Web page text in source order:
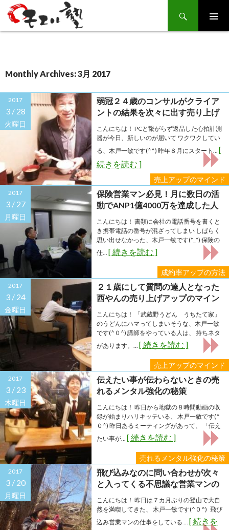
Search
SKIP
TO
Monthly Archives: 3月 2017
2017
3 / 28
火曜日
売上アップのマインド
弱冠２４歳のコンサルがクライア
ントの結果を次々に出す売り上げ
アップのマインド
こんにちは！ PCと繋がらず返品した心拍計測
器が今日、新しいのが届いて ワクワクしてい
る、木戸一敏です(^^) 昨年８月にスタート... [
続きを読む ]
2017
3 / 27
月曜日
成約率アップの方法
保険営業マン必見！月に数日の活
動でANP1億4000万を達成した人
の成約率アップの方法
こんにちは！ 書類に会社の電話番号を書くと
き携帯電話の番号が混ざってしまい しばらく
思い出せなかった、木戸一敏です(*_*) 保険の
仕... [ 続きを読む ]
2017
3 / 24
金曜日
売上アップのマインド
２１歳にして質問の達人となった
西やんの売り上げアップのマイン
こんにちは！ 「武蔵野うどん うちたて家」
のうどんにハマってしまいそうな、木戸一敏
です(^０^) 講師をやっている人は、 持ちネタ
があります。... [ 続きを読む ]
2017
3 / 23
木曜日
売れるメンタル強化の秘策
伝えたい事が伝わらないときの売
れるメンタル強化の秘策
こんにちは！ 昨日から地獄の８時間動画の収
録が始まりハリキッテいる、 木戸一敏です(^
０^) 昨日あるミーティングがあって、 「伝え
たい事が... [ 続きを読む ]
2017
3 / 20
月曜日
飛び込みなのに問い合わせが次々
と入ってくる不思議な営業マンの
売り上げアップのマインド
こんにちは！ 昨日は７カ月ぶりの登山で大自
然を満喫してきた、 木戸一敏です(^０^) 飛び
込み営業マンの仕事をしている ... [ 続きを